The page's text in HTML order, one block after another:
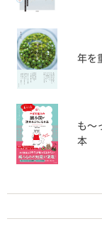
年を
も〜
本